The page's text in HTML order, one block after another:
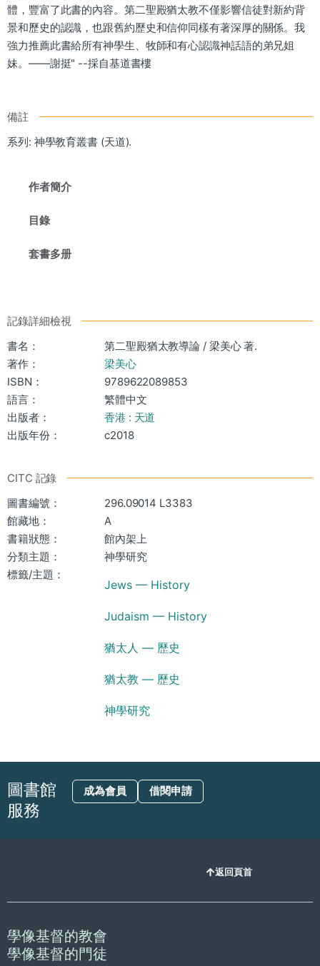
作者簡介
目錄
套書多册
體，豐富了此書的內容。第二聖殿猶太教不僅影響信徒對新約背
景和歷史的認識，也跟舊約歷史和信仰同樣有著深厚的關係。我
強力推薦此書給所有神學生、牧師和有心認識神話語的弟兄姐
妹。——謝挺" --採自基道書樓
備註
系列: 神學教育叢書 (天道).
記錄詳細檢視
書名：
第二聖殿猶太教導論 / 梁美心 著.
著作：
梁美心
ISBN：
9789622089853
語言：
繁體中文
出版者：
香港 : 天道
出版年份：
c2018
CITC 記錄
圖書編號：
296.09014 L3383
館藏地：
A
書籍狀態：
館內架上
分類主題：
神學研究
標籤/主題：
Jews — History
Judaism — History
猶太人 — 歷史
猶太教 — 歷史
神學研究
圖書館
服務
成為會員 借閱申請
返回頁首
學像基督的教會
學像基督的門徒